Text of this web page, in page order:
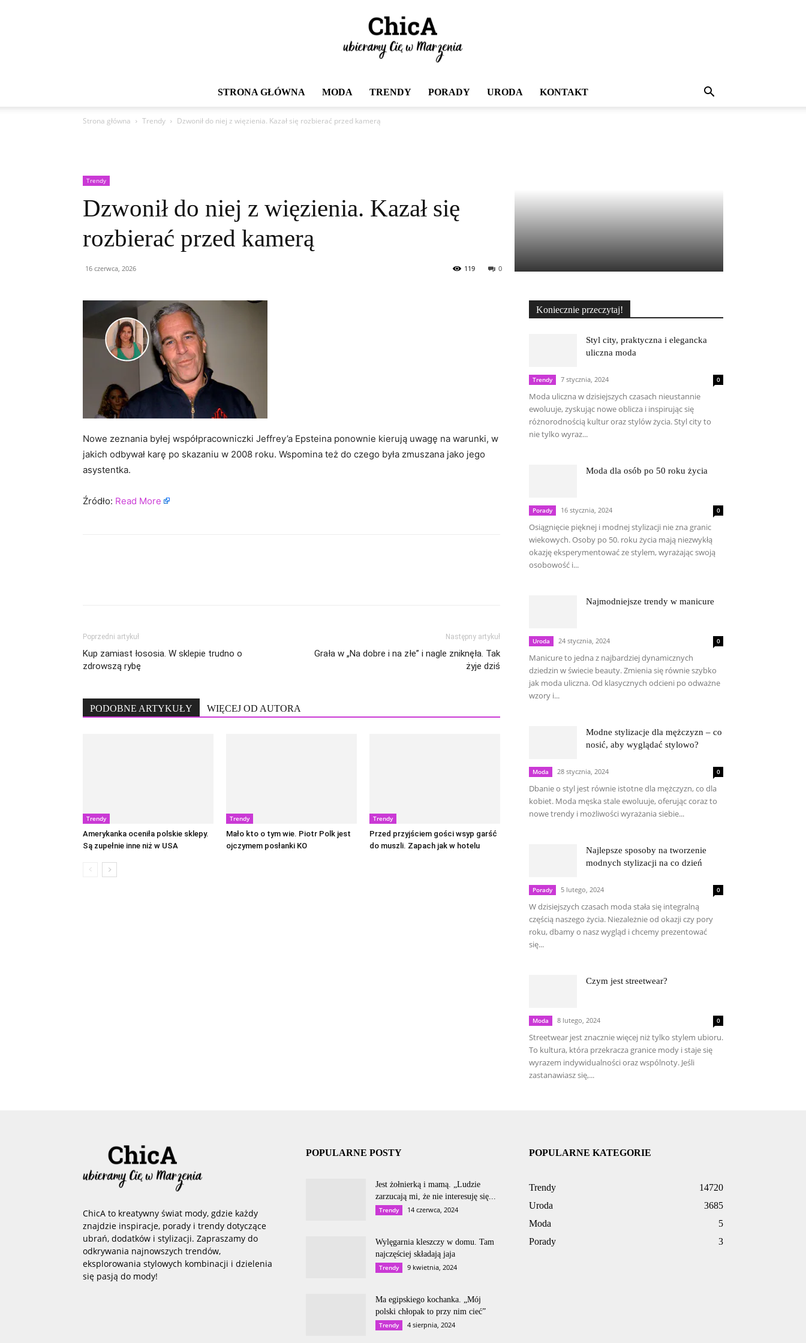
STRONA GŁÓWNA MODA TRENDY PORADY URODA KONTAKT
Strona główna Trendy Dzwonił do niej z więzienia. Kazał się rozbierać przed kamerą
Trendy
Dzwonił do niej z więzienia. Kazał się
rozbierać przed kamerą
16 czerwca, 2026 0
119
Nowe zeznania byłej współpracowniczki Jeffrey’a Epsteina ponownie kierują uwagę na warunki, w
jakich odbywał karę po skazaniu w 2008 roku. Wspomina też do czego była zmuszana jako jego
asystentka.
Źródło: Read More
Poprzedni artykuł
Kup zamiast łososia. W sklepie trudno o
zdrowszą rybę
Następny artykuł
Grała w „Na dobre i na złe” i nagle zniknęła. Tak
żyje dziś
PODOBNE ARTYKUŁY WIĘCEJ OD AUTORA
Trendy
Amerykanka oceniła polskie sklepy.
Są zupełnie inne niż w USA
Trendy
Mało kto o tym wie. Piotr Polk jest
ojczymem posłanki KO
Trendy
Przed przyjściem gości wsyp garść
do muszli. Zapach jak w hotelu
Koniecznie przeczytaj!
Styl city, praktyczna i elegancka
uliczna moda
Trendy 7 stycznia, 2024 0
Moda uliczna w dzisiejszych czasach nieustannie
ewoluuje, zyskując nowe oblicza i inspirując się
różnorodnością kultur oraz stylów życia. Styl city to
nie tylko wyraz...
Moda dla osób po 50 roku życia
Porady 16 stycznia, 2024 0
Osiągnięcie pięknej i modnej stylizacji nie zna granic
wiekowych. Osoby po 50. roku życia mają niezwykłą
okazję eksperymentować ze stylem, wyrażając swoją
osobowość i...
Najmodniejsze trendy w manicure
Uroda 24 stycznia, 2024 0
Manicure to jedna z najbardziej dynamicznych
dziedzin w świecie beauty. Zmienia się równie szybko
jak moda uliczna. Od klasycznych odcieni po odważne
wzory i...
Modne stylizacje dla mężczyzn – co
nosić, aby wyglądać stylowo?
Moda 28 stycznia, 2024 0
Dbanie o styl jest równie istotne dla mężczyzn, co dla
kobiet. Moda męska stale ewoluuje, oferując coraz to
nowe trendy i możliwości wyrażania siebie...
Najlepsze sposoby na tworzenie
modnych stylizacji na co dzień
Porady 5 lutego, 2024 0
W dzisiejszych czasach moda stała się integralną
częścią naszego życia. Niezależnie od okazji czy pory
roku, dbamy o nasz wygląd i chcemy prezentować
się...
Czym jest streetwear?
Moda 8 lutego, 2024 0
Streetwear jest znacznie więcej niż tylko stylem ubioru.
To kultura, która przekracza granice mody i staje się
wyrazem indywidualności oraz wspólnoty. Jeśli
zastanawiasz się,...
ChicA to kreatywny świat mody, gdzie każdy
znajdzie inspiracje, porady i trendy dotyczące
ubrań, dodatków i stylizacji. Zapraszamy do
odkrywania najnowszych trendów,
eksplorowania stylowych kombinacji i dzielenia
się pasją do mody!
POPULARNE POSTY
Jest żołnierką i mamą. „Ludzie
zarzucają mi, że nie interesuję się...
Trendy 14 czerwca, 2024
Wylęgarnia kleszczy w domu. Tam
najczęściej składają jaja
Trendy 9 kwietnia, 2024
Ma egipskiego kochanka. „Mój
polski chłopak to przy nim cieć”
Trendy 4 sierpnia, 2024
POPULARNE KATEGORIE
Trendy
14720
Uroda
3685
Moda
5
Porady
3